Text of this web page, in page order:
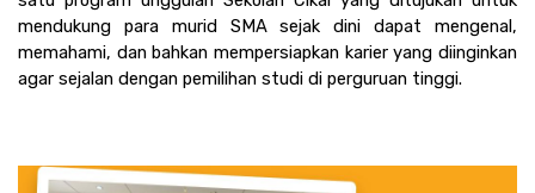
mendukung para murid SMA sejak dini dapat mengenal,
memahami, dan bahkan mempersiapkan karier yang diinginkan
agar sejalan dengan pemilihan studi di perguruan tinggi.